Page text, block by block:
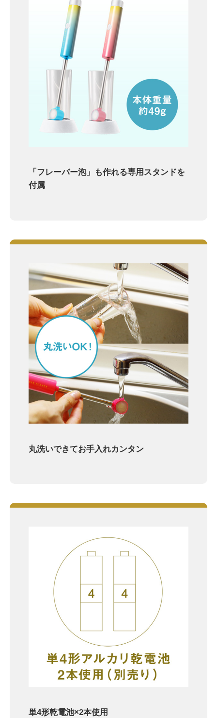
「フレーバー泡」も作れる専用スタンドを
付属
丸洗いできてお手入れカンタン
単4形乾電池×2本使用